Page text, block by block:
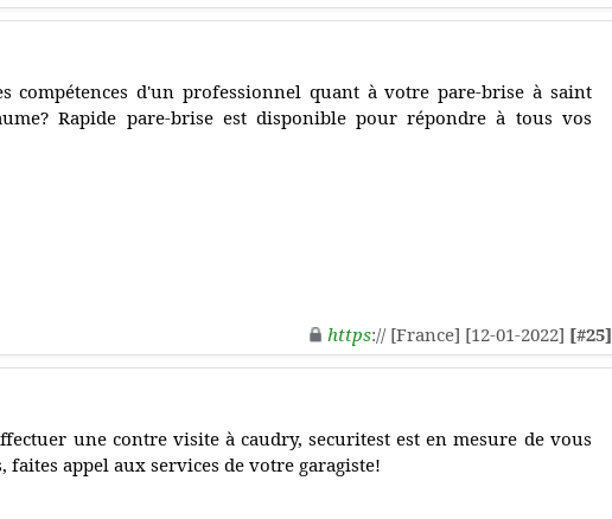
compétences d'un professionnel quant à votre pare-brise à saint
Rapide pare-brise est disponible pour répondre à tous vos
https:// [France] [12-01-2022] [#25]
une contre visite à caudry, securitest est en mesure de vous
faites appel aux services de votre garagiste!